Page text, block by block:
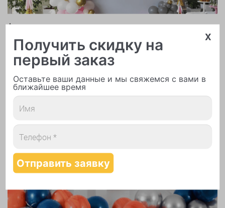
Арки и гирлянды из шаров
Надутие шаров гелием
x
Получить скидку на
первый заказ
Оставьте ваши данные и мы свяжемся с вами в
ближайшее время